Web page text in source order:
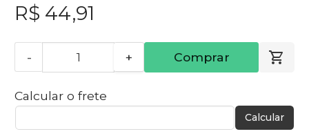
R$ 44,91
- + Comprar
Calcular o frete
Calcular